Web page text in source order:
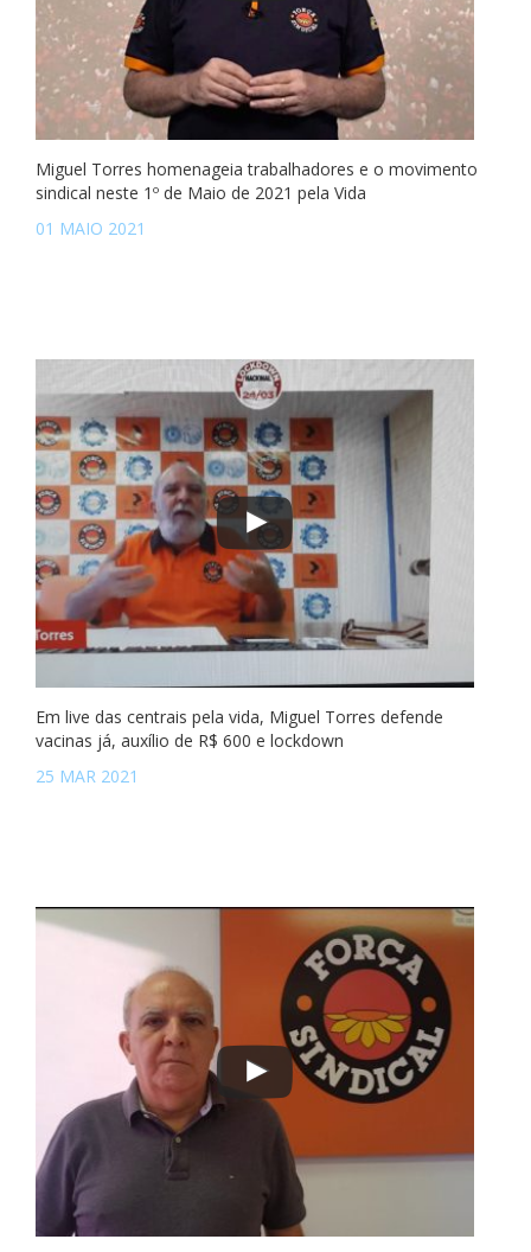
Miguel Torres homenageia trabalhadores e o movimento
sindical neste 1º de Maio de 2021 pela Vida
01 MAIO 2021
Em live das centrais pela vida, Miguel Torres defende
vacinas já, auxílio de R$ 600 e lockdown
25 MAR 2021